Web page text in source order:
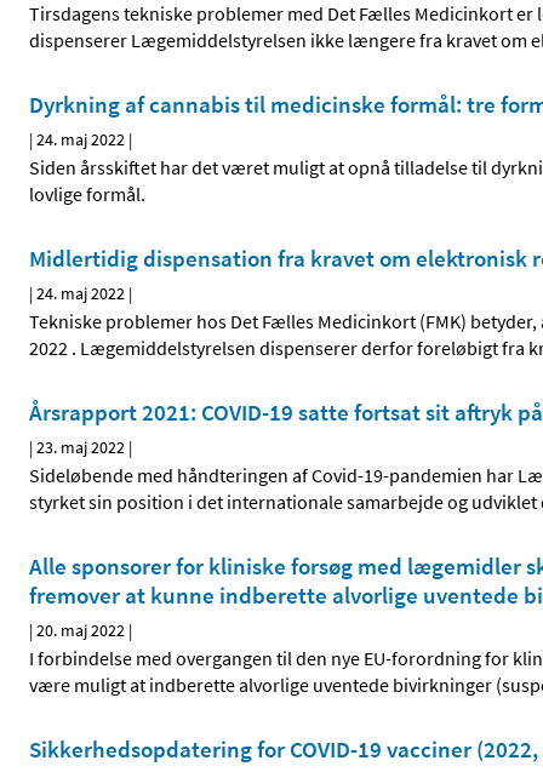
Tirsdagens tekniske problemer med Det Fælles Medicinkort
dispenserer Lægemiddelstyrelsen ikke længere fra kravet om
Dyrkning af cannabis til medicinske formål: tre
|24. maj 2022 |
Siden årsskiftet har det været muligt at opnå tilladelse til
lovlige formål.
Midlertidig dispensation fra kravet om elektronisk
|24. maj 2022 |
Tekniske problemer hos Det Fælles Medicinkort (FMK)
2022 . Lægemiddelstyrelsen dispenserer derfor foreløbigt fra
Årsrapport 2021: COVID-19 satte fortsat sit aftryk
|23. maj 2022 |
Sideløbende med håndteringen af Covid-19-pandemien har
styrket sin position i det internationale samarbejde og
Alle sponsorer for kliniske forsøg med lægemidler
fremover at kunne indberette alvorlige uventede
|20. maj 2022 |
I forbindelse med overgangen til den nye EU-forordning for
være muligt at indberette alvorlige uventede bivirkninger
Sikkerhedsopdatering for COVID-19 vacciner (2022,